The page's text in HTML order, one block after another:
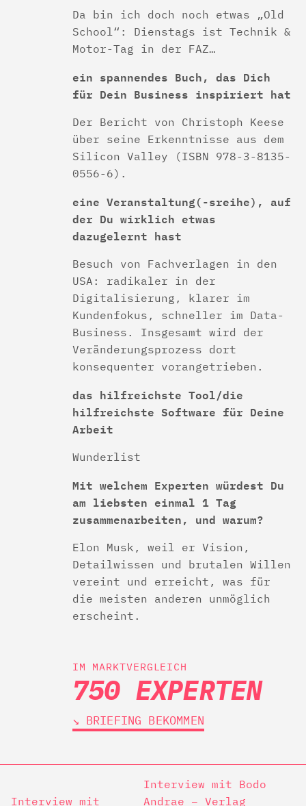
Da bin ich doch noch etwas „Old
School“: Dienstags ist Technik &
Motor-Tag in der FAZ…
ein spannendes Buch, das Dich
für Dein Business inspiriert hat
Der Bericht von Christoph Keese
über seine Erkenntnisse aus dem
Silicon Valley (ISBN 978-3-8135-
0556-6).
eine Veranstaltung(-sreihe), auf
der Du wirklich etwas
dazugelernt hast
Besuch von Fachverlagen in den
USA: radikaler in der
Digitalisierung, klarer im
Kundenfokus, schneller im Data-
Business. Insgesamt wird der
Veränderungsprozess dort
konsequenter vorangetrieben.
das hilfreichste Tool/die
hilfreichste Software für Deine
Arbeit
Wunderlist
Mit welchem Experten würdest Du
am liebsten einmal 1 Tag
zusammenarbeiten, und warum?
Elon Musk, weil er Vision,
Detailwissen und brutalen Willen
vereint und erreicht, was für
die meisten anderen unmöglich
erscheint.
IM MARKTVERGLEICH
750 EXPERTEN
↘︎ BRIEFING BEKOMMEN
Interview mit
Interview mit Bodo
Andrae – Verlag